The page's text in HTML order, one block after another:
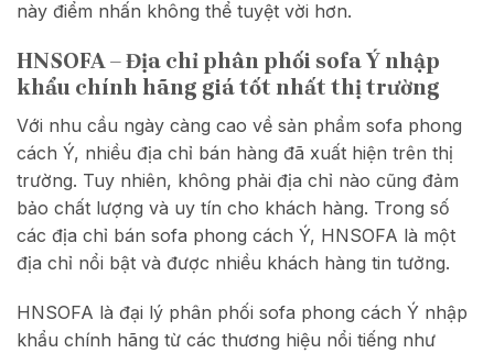
này điểm nhấn không thể tuyệt vời hơn.
HNSOFA – Địa chỉ phân phối sofa Ý nhập
khẩu chính hãng giá tốt nhất thị trường
Với nhu cầu ngày càng cao về sản phẩm sofa phong
cách Ý, nhiều địa chỉ bán hàng đã xuất hiện trên thị
trường. Tuy nhiên, không phải địa chỉ nào cũng đảm
bảo chất lượng và uy tín cho khách hàng. Trong số
các địa chỉ bán sofa phong cách Ý, HNSOFA là một
địa chỉ nổi bật và được nhiều khách hàng tin tưởng.
HNSOFA là đại lý phân phối sofa phong cách Ý nhập
khẩu chính hãng từ các thương hiệu nổi tiếng như